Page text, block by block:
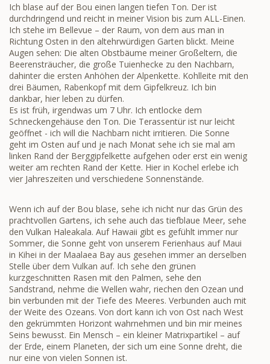
Ich blase auf der Bou einen langen tiefen Ton. Der ist
durchdringend und reicht in meiner Vision bis zum ALL-Einen.
Ich stehe im Bellevue – der Raum, von dem aus man in
Richtung Osten in den altehrwürdigen Garten blickt. Meine
Augen sehen: Die alten Obstbäume meiner Großeltern, die
Beerensträucher, die große Tuienhecke zu den Nachbarn,
dahinter die ersten Anhöhen der Alpenkette. Kohlleite mit den
drei Bäumen, Rabenkopf mit dem Gipfelkreuz. Ich bin
dankbar, hier leben zu dürfen.
Es ist früh, irgendwas um 7 Uhr. Ich entlocke dem
Schneckengehäuse den Ton. Die Terassentür ist nur leicht
geöffnet - ich will die Nachbarn nicht irritieren. Die Sonne
geht im Osten auf und je nach Monat sehe ich sie mal am
linken Rand der Berggipfelkette aufgehen oder erst ein wenig
weiter am rechten Rand der Kette. Hier in Kochel erlebe ich
vier Jahreszeiten und verschiedene Sonnenstände.
Wenn ich auf der Bou blase, sehe ich nicht nur das Grün des
prachtvollen Gartens, ich sehe auch das tiefblaue Meer, sehe
den Vulkan Haleakala. Auf Hawaii gibt es gefühlt immer nur
Sommer, die Sonne geht von unserem Ferienhaus auf Maui
in Kihei in der Maalaea Bay aus gesehen immer an derselben
Stelle über dem Vulkan auf. Ich sehe den grünen
kurzgeschnitten Rasen mit den Palmen, sehe den
Sandstrand, nehme die Wellen wahr, riechen den Ozean und
bin verbunden mit der Tiefe des Meeres. Verbunden auch mit
der Weite des Ozeans. Von dort kann ich von Ost nach West
den gekrümmten Horizont wahrnehmen und bin mir meines
Seins bewusst. Ein Mensch – ein kleiner Matrixpartikel – auf
der Erde, einem Planeten, der sich um eine Sonne dreht, die
nur eine von vielen Sonnen ist.